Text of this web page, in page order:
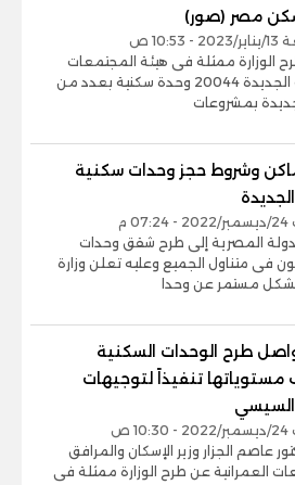
مصر (صور)
ص
الوزارة ممثلة فى هيئة المجتمعات
العمرانية الجديدة 20044 وحدة سكنية بعدد من
بمشروعات
وشروط حجز وحدات سكنية
م
المصرية إلى طرح شقق وحدات
فى متناول الجميع وعليه تعلن وزارة
بشكل مستمر عن وحدا
نواصل طرح الوحدات السكنية
تنفيذاً لتوجيهات
السيسي
ص
عاصم الجزار وزير الإسكان والمرافق
العمرانية عن طرح الوزارة ممثلة فى